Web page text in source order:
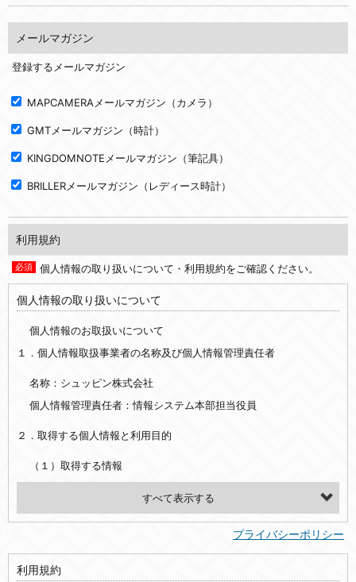
メールマガジン
登録するメールマガジン
MAPCAMERAメールマガジン（カメラ）
GMTメールマガジン（時計）
KINGDOMNOTEメールマガジン（筆記具）
BRILLERメールマガジン（レディース時計）
利用規約
個人情報の取り扱いについて・利用規約をご確認ください。
個人情報の取り扱いについて
個人情報のお取扱いについて
１．個人情報取扱事業者の名称及び個人情報管理責任者
名称：シュッピン株式会社
個人情報管理責任者：情報システム本部担当役員
２．取得する個人情報と利用目的
（１）取得する情報
【シュッピン会員共通でご登録いただく情報】
・必須登録：氏名、生年月日、性別、住所、電話番号、メールアドレス、パスワード
・任意登録：ニックネーム、プロフィール画像、希望するメールマガジンの種類
【当社サービスをご利用時に当社が取得またはご提供いただく情報】
プライバシーポリシー
利用規約